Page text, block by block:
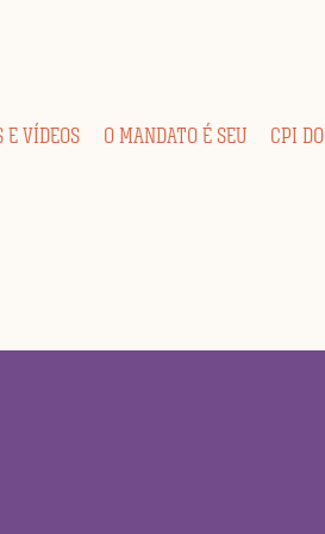
E VÍDEOS O MANDATO É SEU CPI